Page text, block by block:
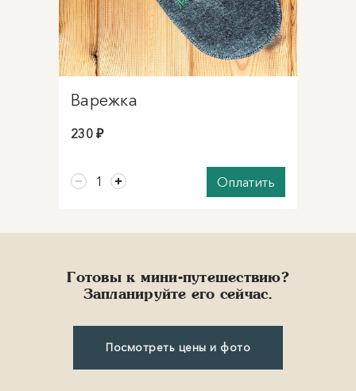
Варежка
230 ₽
Оплатить
Готовы к мини-путешествию?
Запланируйте его сейчас.
Посмотреть цены и фото